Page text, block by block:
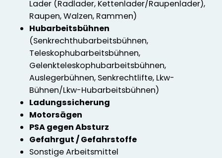
Lader (Radlader, Kettenlader/Raupenlader),
Raupen, Walzen, Rammen)
Hubarbeitsbühnen
(Senkrechthubarbeitsbühnen,
Teleskophubarbeitsbühnen,
Gelenkteleskophubarbeitsbühnen,
Auslegerbühnen, Senkrechtlifte, Lkw-
Bühnen/Lkw-Hubarbeitsbühnen)
Ladungssicherung
Motorsägen
PSA gegen Absturz
Gefahrgut / Gefahrstoffe
Sonstige Arbeitsmittel